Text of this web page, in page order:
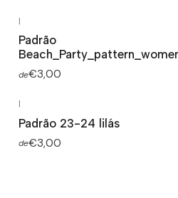
|
Padrão
de€3,00
|
Padrão 23-24 lilás
de€3,00